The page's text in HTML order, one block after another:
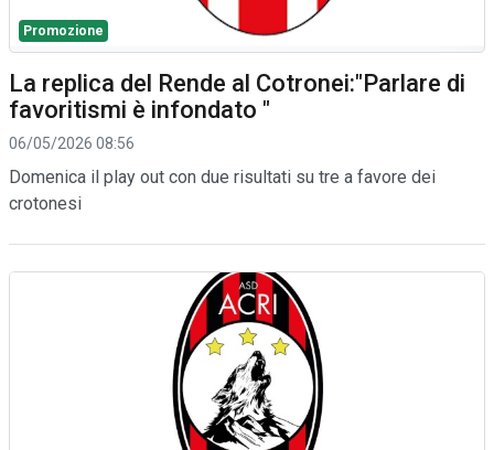
Promozione
La replica del Rende al Cotronei:"Parlare di
favoritismi è infondato "
06/05/2026 08:56
Domenica il play out con due risultati su tre a favore dei
crotonesi